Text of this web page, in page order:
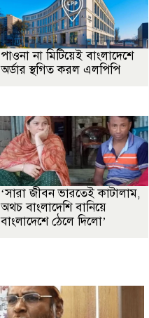
পাওনা না মিটিয়েই বাংলাদেশে
অর্ডার স্থগিত করল এলপিপি
‘সারা জীবন ভারতেই কাটালাম,
অথচ বাংলাদেশি বানিয়ে
বাংলাদেশে ঠেলে দিলো’